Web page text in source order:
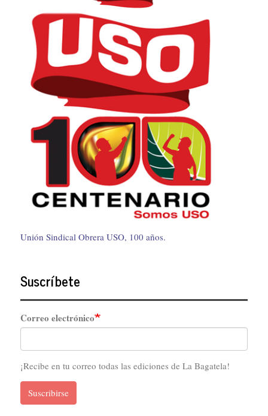
Unión Sindical Obrera USO, 100 años.
Suscríbete
Correo electrónico
¡Recibe en tu correo todas las ediciones de La Bagatela!
Suscribirse